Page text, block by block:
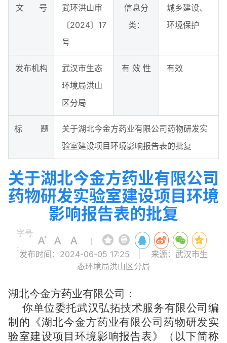
文 号
武环洪山审
〔2024〕17
号
信息分
类：
城乡建设、
环境保护
发布机构
武汉市生态
环境局洪山
区分局
有 效 性 有效
标 题
关于湖北今金方药业有限公司药物研发实
验室建设项目环境影响报告表的批复
关于湖北今金方药业有限公司
药物研发实验室建设项目环境
影响报告表的批复
字号
:
|
发布时间：2024-06-05 17:25
来源：武汉市生
态环境局洪山区分局
湖北今金方药业有限公司：
你单位委托武汉弘拓技术服务有限公司编
制的《湖北今金方药业有限公司药物研发实
验室建设项目环境影响报告表》（以下简称